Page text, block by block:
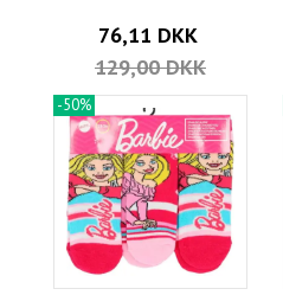
76,11 DKK
129,00 DKK
-50%